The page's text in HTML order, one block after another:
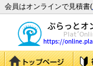
会員はオンラインで見積書(